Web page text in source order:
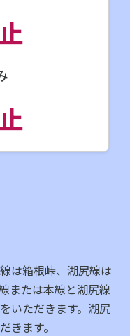
は箱根峠、湖尻線は
または本線と湖尻線
いただきます。湖尻
きます。